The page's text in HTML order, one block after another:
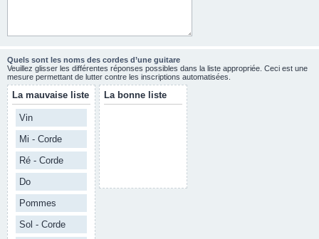
Quels sont les noms des cordes d’une guitare
Veuillez glisser les différentes réponses possibles dans la liste appropriée. Ceci est une
mesure permettant de lutter contre les inscriptions automatisées.
La mauvaise liste
Vin
Mi - Corde
Ré - Corde
Do
Pommes
Sol - Corde
La bonne liste